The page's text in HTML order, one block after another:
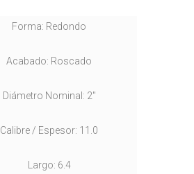
Forma: Redondo
Acabado: Roscado
Diámetro Nominal: 2"
Calibre / Espesor: 11.0
Largo: 6.4